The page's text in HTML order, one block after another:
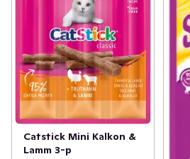
Catstick Mini Kalkon &
Lamm 3-p